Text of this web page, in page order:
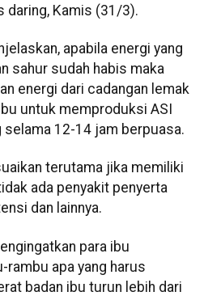
daring, Kamis (31/3).
apabila energi yang
sahur sudah habis maka
energi dari cadangan lemak
untuk memproduksi ASI
12-14 jam berpuasa.
terutama jika memiliki
ada penyakit penyerta
dan lainnya.
para ibu
apa yang harus
badan ibu turun lebih dari